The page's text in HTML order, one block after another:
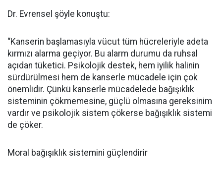
Dr. Evrensel şöyle konuştu:
“Kanserin başlamasıyla vücut tüm hücreleriyle adeta
kırmızı alarma geçiyor. Bu alarm durumu da ruhsal
açıdan tüketici. Psikolojik destek, hem iyilik halinin
sürdürülmesi hem de kanserle mücadele için çok
önemlidir. Çünkü kanserle mücadelede bağışıklık
sisteminin çökmemesine, güçlü olmasına gereksinim
vardır ve psikolojik sistem çökerse bağışıklık sistemi
de çöker.
Moral bağışıklık sistemini güçlendirir